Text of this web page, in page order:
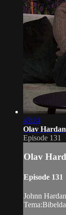
43:24
Olav
Episode 131
Olav
Episode 131
Johnn